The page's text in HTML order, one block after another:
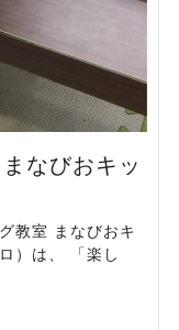
なびおキッ
教室 まなびおキ
）は、 「楽し